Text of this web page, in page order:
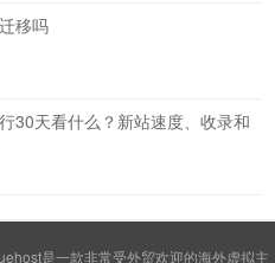
移吗
30天看什么？新站速度、收录和
是一款非常受外贸欢迎的海外虚拟主